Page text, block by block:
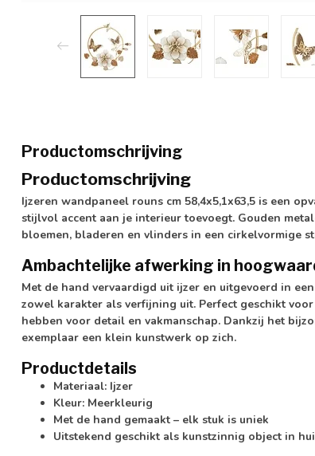
Productomschrijving
Productomschrijving
Ijzeren wandpaneel rouns cm 58,4x5,1x63,5 is een
stijlvol accent aan je interieur toevoegt. Gouden
bloemen, bladeren en vlinders in een cirkelvormige
Ambachtelijke afwerking in
Met de hand vervaardigd uit ijzer en uitgevoerd in
zowel karakter als verfijning uit. Perfect geschikt
hebben voor detail en vakmanschap. Dankzij het
exemplaar een klein kunstwerk op zich.
Productdetails
Materiaal: Ijzer
Kleur: Meerkleurig
Met de hand gemaakt – elk stuk is uniek
Uitstekend geschikt als kunstzinnig object in